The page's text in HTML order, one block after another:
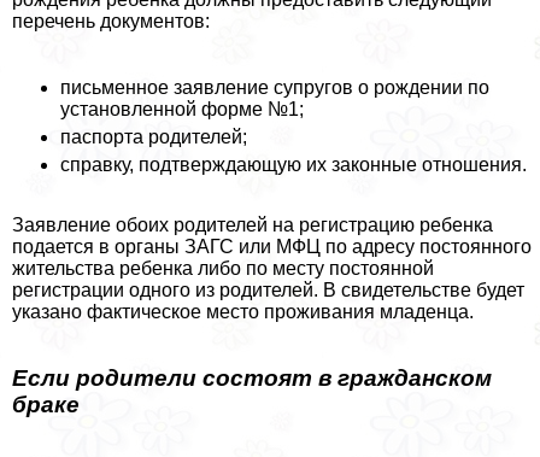
перечень документов:
письменное заявление супругов о рождении по
установленной форме №1;
паспорта родителей;
справку, подтверждающую их законные отношения.
Заявление обоих родителей на регистрацию ребенка
подается в органы ЗАГС или МФЦ по адресу постоянного
жительства ребенка либо по месту постоянной
регистрации одного из родителей. В свидетельстве будет
указано фактическое место проживания младенца.
Если родители состоят в гражданском
бpaке